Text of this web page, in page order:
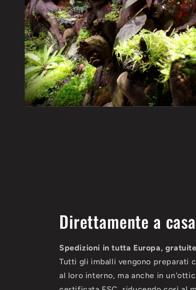
Direttamente a casa
Spedizioni in tutta Europa,
Tutti gli imballi vengono preparati
al loro interno, ma anche in